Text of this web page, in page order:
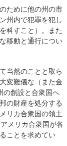
ために他の州の市
州内で犯罪を犯し
科すこと）。また
移動と通行につい
当然のことと取ら
変難儀な（また金
の創設と合衆国へ
の財産を処分する
リカ合衆国の領土
メリカ合衆国が各
ことを求めてい